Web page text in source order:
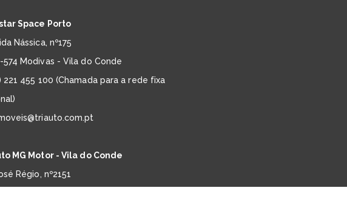
Space Porto
Nássica, nº175
574 Modivas - Vila do Conde
221 455 100 (Chamada para a rede fixa
MG Motor - Vila do Conde
Régio, nº2151